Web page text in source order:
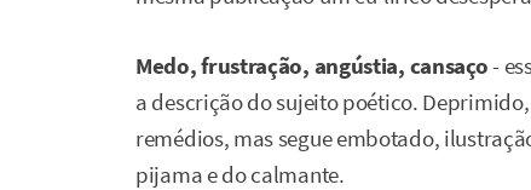
Medo, frustração, angústia, cansaço-
a descrição do sujeito poético.
remédios, mas segue embotado,
pijama e do calmante.